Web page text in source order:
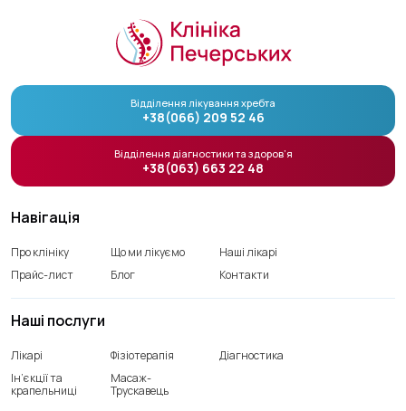
Навігація
Про клініку Що ми лікуємо
Наші лікарі
Прайс-лист
Блог Контакти
Наші послуги
Лікарі Фізіотерапія
Діагностика
Ін’єкції та
крапельниці
Масаж-
Трускавець
Відділення лікування хребта
+38(066) 209 52 46
Відділення діагностики та здоров’я
+38(063) 663 22 48